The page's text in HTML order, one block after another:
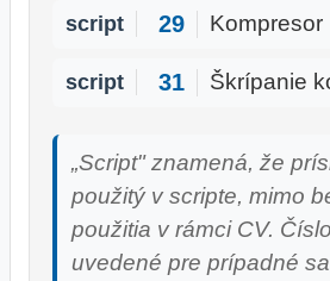
script 29 Kompresor
script 31 Škrípanie
„Script" znamená, že
použitý v scripte, mimo
použitia v rámci CV.
uvedené pre prípadné